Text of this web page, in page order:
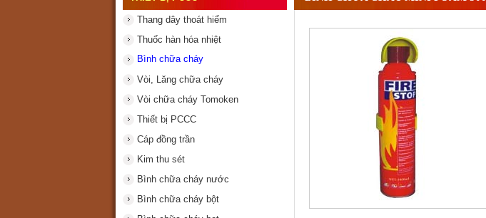
Thang dây thoát hiểm
Thuốc hàn hóa nhiệt
Bình chữa cháy
Vòi, Lăng chữa cháy
Vòi chữa cháy Tomoken
Thiết bị PCCC
Cáp đồng trần
Kim thu sét
Bình chữa cháy nước
Bình chữa cháy bột